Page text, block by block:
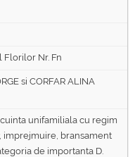
Florilor Nr. Fn
si CORFAR ALINA
unifamiliala cu regim
imprejmuire, bransament
de importanta D.